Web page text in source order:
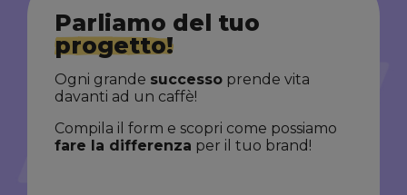
Parliamo del tuo
progetto!
Ogni grande successo prende vita
davanti ad un caffè!
Compila il form e scopri come possiamo
fare la differenza per il tuo brand!